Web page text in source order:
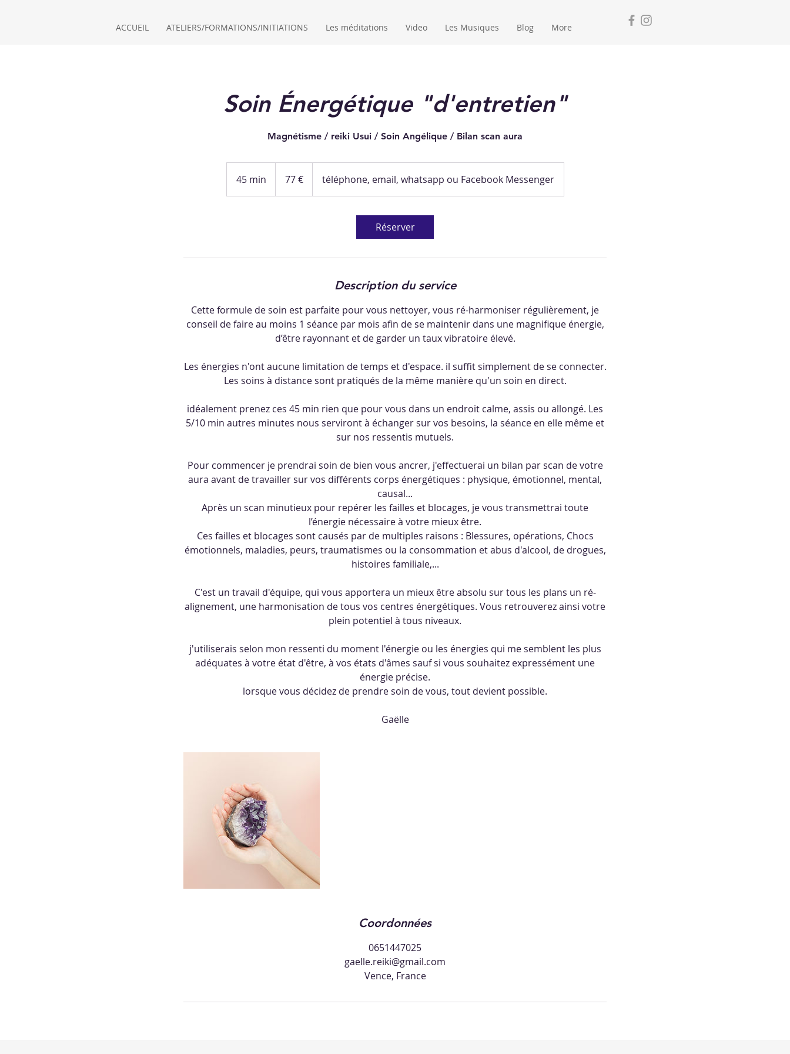
ACCUEIL ATELIERS/FORMATIONS/INITIATIONS Les méditations Video Les Musiques Blog More
Soin Énergétique "d'entretien"
Magnétisme / reiki Usui / Soin Angélique / Bilan scan aura
45 min
5
77 € téléphone, email, whatsapp ou Facebook Messenger
Réserver
Description du service
Cette formule de soin est parfaite pour vous nettoyer, vous ré-harmoniser régulièrement, je
conseil de faire au moins 1 séance par mois afin de se maintenir dans une magnifique énergie,
d’être rayonnant et de garder un taux vibratoire élevé.
Les énergies n'ont aucune limitation de temps et d'espace. il suffit simplement de se connecter.
Les soins à distance sont pratiqués de la même manière qu'un soin en direct.
idéalement prenez ces 45 min rien que pour vous dans un endroit calme, assis ou allongé. Les
5/10 min autres minutes nous serviront à échanger sur vos besoins, la séance en elle même et
sur nos ressentis mutuels.
Pour commencer je prendrai soin de bien vous ancrer, j'effectuerai un bilan par scan de votre
aura avant de travailler sur vos différents corps énergétiques : physique, émotionnel, mental,
causal...
Après un scan minutieux pour repérer les failles et blocages, je vous transmettrai toute
l’énergie nécessaire à votre mieux être.
Ces failles et blocages sont causés par de multiples raisons : Blessures, opérations, Chocs
émotionnels, maladies, peurs, traumatismes ou la consommation et abus d'alcool, de drogues,
histoires familiale,...
C'est un travail d'équipe, qui vous apportera un mieux être absolu sur tous les plans un ré-
alignement, une harmonisation de tous vos centres énergétiques. Vous retrouverez ainsi votre
plein potentiel à tous niveaux.
j'utiliserais selon mon ressenti du moment l'énergie ou les énergies qui me semblent les plus
adéquates à votre état d'être, à vos états d'âmes sauf si vous souhaitez expressément une
énergie précise.
lorsque vous décidez de prendre soin de vous, tout devient possible.
Gaëlle
Coordonnées
0651447025
gaelle.reiki@gmail.com
Vence, France